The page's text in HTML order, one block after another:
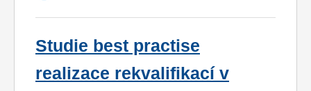
Studie best practise
realizace rekvalifikací v